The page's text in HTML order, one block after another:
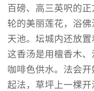
百磅、高三英呎的
轮的美丽莲花，浴
天池。坛城内还放置
这香汤是用檀香木
咖啡色供水。法会
起法，草坪上一棵